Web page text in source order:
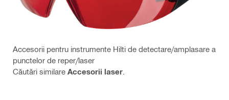
Accesorii pentru instrumente Hilti de detectare/amplasare a
punctelor de reper/laser
Căutări similare Accesorii laser